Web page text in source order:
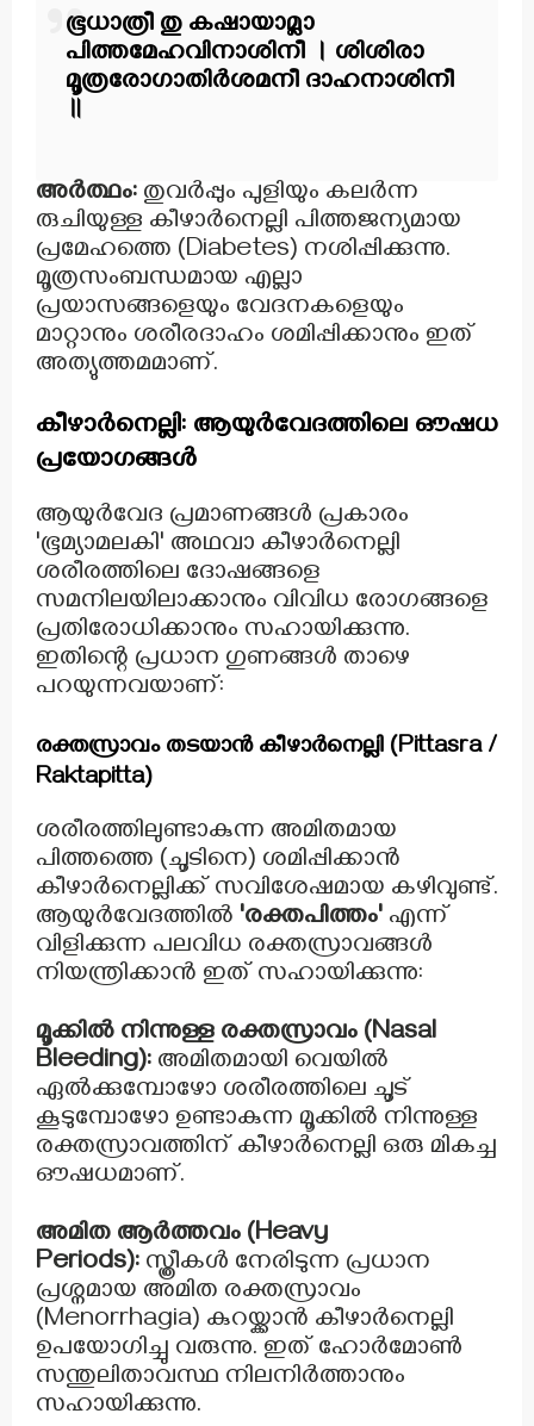
ഭൂധാത്രീ തു കഷായാമ്ലാ
പിത്തമേഹവിനാശിനീ । ശിശിരാ
മൂത്രരോഗാതിർശമനീ ദാഹനാശിനീ
॥
അർത്ഥം: തുവർപ്പും പുളിയും കലർന്ന
രുചിയുള്ള കീഴാർനെല്ലി പിത്തജന്യമായ
പ്രമേഹത്തെ (Diabetes) നശിപ്പിക്കുന്നു.
മൂത്രസംബന്ധമായ എല്ലാ
പ്രയാസങ്ങളെയും വേദനകളെയും
മാറ്റാനും ശരീരദാഹം ശമിപ്പിക്കാനും ഇത്
അത്യുത്തമമാണ്.
കീഴാർനെല്ലി: ആയുർവേദത്തിലെ ഔഷധ
പ്രയോഗങ്ങൾ
ആയുർവേദ പ്രമാണങ്ങൾ പ്രകാരം
'ഭൂമ്യാമലകി' അഥവാ കീഴാർനെല്ലി
ശരീരത്തിലെ ദോഷങ്ങളെ
സമനിലയിലാക്കാനും വിവിധ രോഗങ്ങളെ
പ്രതിരോധിക്കാനും സഹായിക്കുന്നു.
ഇതിന്റെ പ്രധാന ഗുണങ്ങൾ താഴെ
പറയുന്നവയാണ്:
രക്തസ്രാവം തടയാൻ കീഴാർനെല്ലി (Pittasra /
Raktapitta)
ശരീരത്തിലുണ്ടാകുന്ന അമിതമായ
പിത്തത്തെ (ചൂടിനെ) ശമിപ്പിക്കാൻ
കീഴാർനെല്ലിക്ക് സവിശേഷമായ കഴിവുണ്ട്.
ആയുർവേദത്തിൽ 'രക്തപിത്തം' എന്ന്
വിളിക്കുന്ന പലവിധ രക്തസ്രാവങ്ങൾ
നിയന്ത്രിക്കാൻ ഇത് സഹായിക്കുന്നു:
മൂക്കിൽ നിന്നുള്ള രക്തസ്രാവം (Nasal
Bleeding): അമിതമായി വെയിൽ
ഏൽക്കുമ്പോഴോ ശരീരത്തിലെ ചൂട്
കൂടുമ്പോഴോ ഉണ്ടാകുന്ന മൂക്കിൽ നിന്നുള്ള
രക്തസ്രാവത്തിന് കീഴാർനെല്ലി ഒരു മികച്ച
ഔഷധമാണ്.
അമിത ആർത്തവം (Heavy
Periods): സ്ത്രീകൾ നേരിടുന്ന പ്രധാന
പ്രശ്നമായ അമിത രക്തസ്രാവം
(Menorrhagia) കുറയ്ക്കാൻ കീഴാർനെല്ലി
ഉപയോഗിച്ചു വരുന്നു. ഇത് ഹോർമോൺ
സന്തുലിതാവസ്ഥ നിലനിർത്താനും
സഹായിക്കുന്നു.